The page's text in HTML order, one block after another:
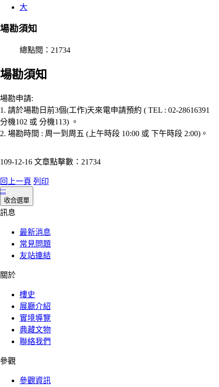
大
場勘須知
總點閱：21734
場勘須知
場勘申請:
1. 請於場勘日前3個(工作)天來電申請預約 ( TEL : 02-28616391
分機102 或 分機113) 。
2. 場勘時間 : 周一到周五 (上午時段 10:00 或 下午時段 2:00)。
109-12-16 文章點擊數：21734
回上一頁 列印
:::
收合選單
訊息
最新消息
常見問題
友站連結
關於
樓史
展廳介紹
實境導覽
典藏文物
聯絡我們
參觀
參觀資訊